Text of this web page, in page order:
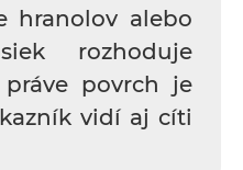
hranolov alebo
rozhoduje
povrch je
vidí aj cíti